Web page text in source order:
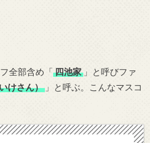
全部含め「 四池家」と呼びファ
けさん）」と呼ぶ。こんなマスコ